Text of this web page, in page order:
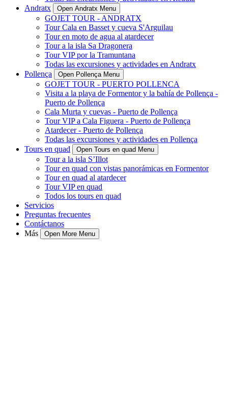
Andratx
Open Andratx Menu
GOJET TOUR - ANDRATX
Tour Cala en Basset y cueva S'Arguilau
Tour en moto de agua al atardecer
Tour a la isla Sa Dragonera
Tour VIP por la Tramuntana
Todas las excursiones y actividades en Andratx
Pollença
Open Pollença Menu
GOJET TOUR - PUERTO POLLENCA
Visita a la playa de Formentor y la bahía de Pollença -
Puerto de Pollença
Cala Murta y cuevas - Puerto de Pollença
Tour VIP a Cala Figuera - Puerto de Pollença
Atardecer - Puerto de Pollença
Todas las excursiones y actividades en Pollença
Tours en quad
Open Tours en quad Menu
Tour a la isla S’Illot
Tour en quad con vistas panorámicas en Formentor
Tour en quad al atardecer
Tour VIP en quad
Todos los tours en quad
Servicios
Preguntas frecuentes
Contáctanos
Más
Open More Menu